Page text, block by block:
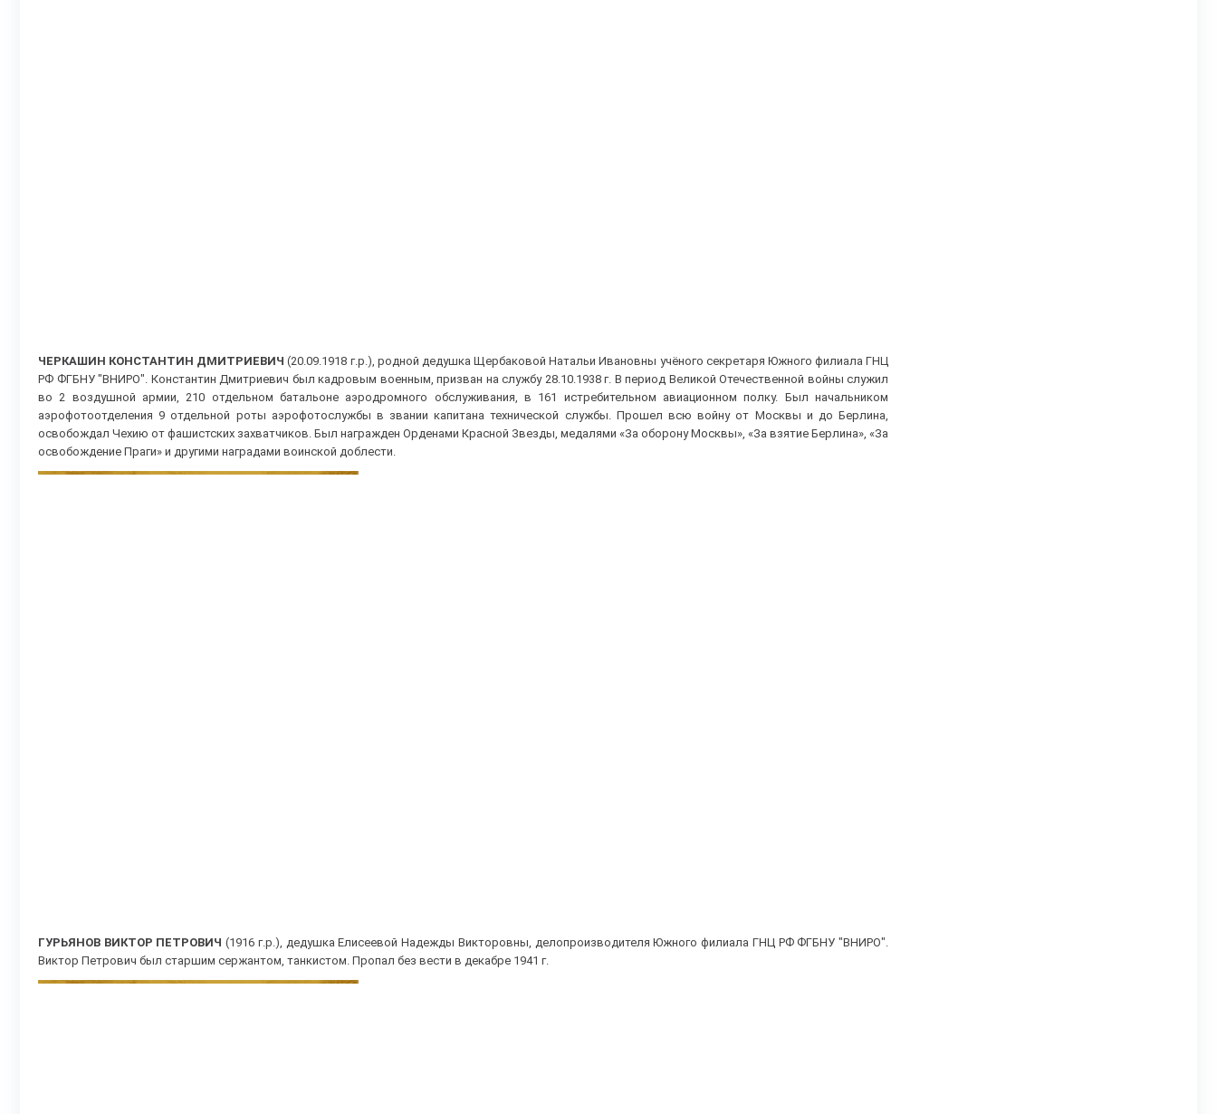
ЧЕРКАШИН КОНСТАНТИН ДМИТРИЕВИЧ (20.09.1918 г.р.), родной дедушка Щербаковой Натальи Ивановны учёного секретаря Южного филиала ГНЦ
РФ ФГБНУ "ВНИРО". Константин Дмитриевич был кадровым военным, призван на службу 28.10.1938 г. В период Великой Отечественной войны служил
во 2 воздушной армии, 210 отдельном батальоне аэродромного обслуживания, в 161 истребительном авиационном полку. Был начальником
аэрофотоотделения 9 отдельной роты аэрофотослужбы в звании капитана технической службы. Прошел всю войну от Москвы и до Берлина,
освобождал Чехию от фашистских захватчиков. Был награжден Орденами Красной Звезды, медалями «За оборону Москвы», «За взятие Берлина», «За
освобождение Праги» и другими наградами воинской доблести.
ГУРЬЯНОВ ВИКТОР ПЕТРОВИЧ (1916 г.р.), дедушка Елисеевой Надежды Викторовны, делопроизводителя Южного филиала ГНЦ РФ ФГБНУ "ВНИРО".
Виктор Петрович был старшим сержантом, танкистом. Пропал без вести в декабре 1941 г.